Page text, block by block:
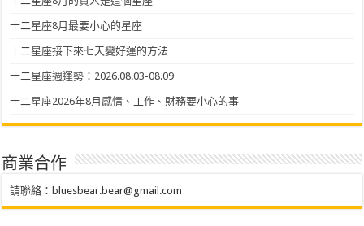
十二星座8月最要小心的星座
十二星座接下來七天變好運的方法
十二星座週運勢：2026.08.03-08.09
十二星座2026年8月感情、工作、財務要小心的事
商業合作
請聯絡： bluesbear.bear@gmail.com